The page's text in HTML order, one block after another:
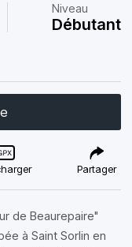
Niveau
Débutant
Partager
de Beaurepaire"
à Saint Sorlin en